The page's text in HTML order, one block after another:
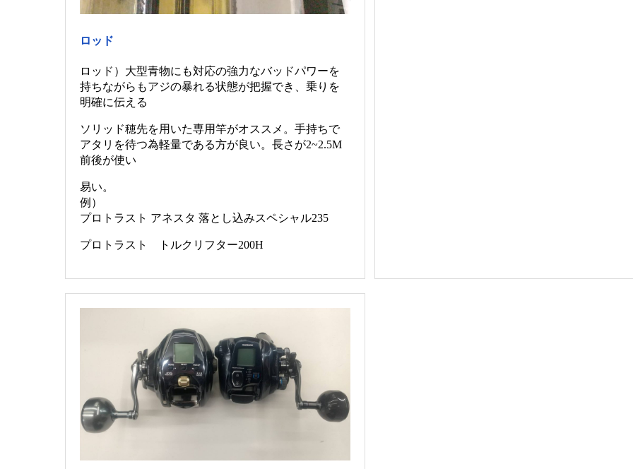
ロッド
ロッド）大型青物にも対応の強力なバッドパワーを
持ちながらもアジの暴れる状態が把握でき、乗りを
明確に伝える
ソリッド穂先を用いた専用竿がオススメ。手持ちで
アタリを待つ為軽量である方が良い。長さが2~2.5M
前後が使い
易い。
例）
プロトラスト アネスタ 落とし込みスペシャル235
プロトラスト トルクリフター200H